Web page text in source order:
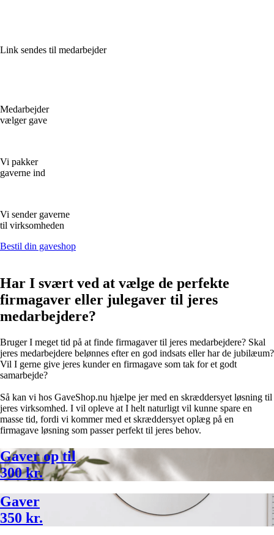
Link sendes til medarbejder
Medarbejder
vælger gave
Vi pakker
gaverne ind
Vi sender gaverne
til virksomheden
Bestil din gaveshop
Har I svært ved at vælge de perfekte
firmagaver eller julegaver til jeres
medarbejdere?
Bruger I meget tid på at finde firmagaver til jeres medarbejdere? Skal
jeres medarbejdere belønnes efter en god indsats eller har de jubilæum?
Vil I gerne give jeres kunder en firmagave som tak for et godt
samarbejde?
Så kan vi hos GaveShop.nu hjælpe jer med en skræddersyet løsning til
jeres virksomhed. I vil opleve at I helt naturligt vil kunne spare en
masse tid, fordi vi kommer med et skræddersyet oplæg på en
firmagave løsning som passer perfekt til jeres behov.
Gaver op til
300 kr.
Gaver
350 kr.